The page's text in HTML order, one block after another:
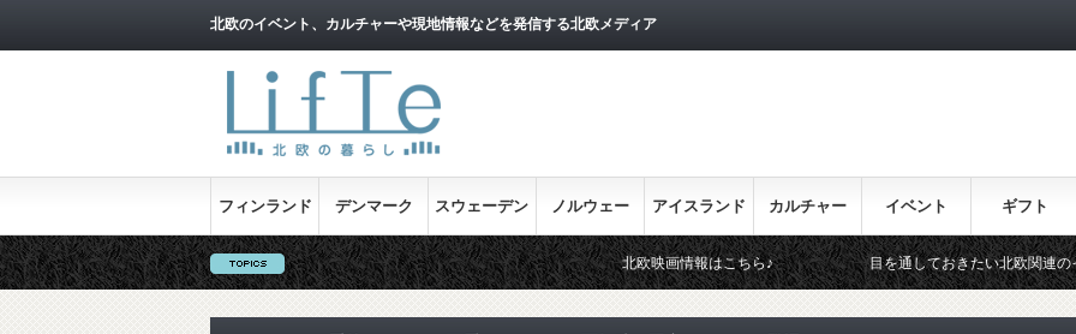
北欧のイベント、カルチャーや現地情報などを発信する北欧メディア
フィンランド デンマーク スウェーデン ノルウェー アイスランド カルチャー イベント ギフト
北欧映画情報はこちら♪ 目を通しておきたい北欧関連のイベント！